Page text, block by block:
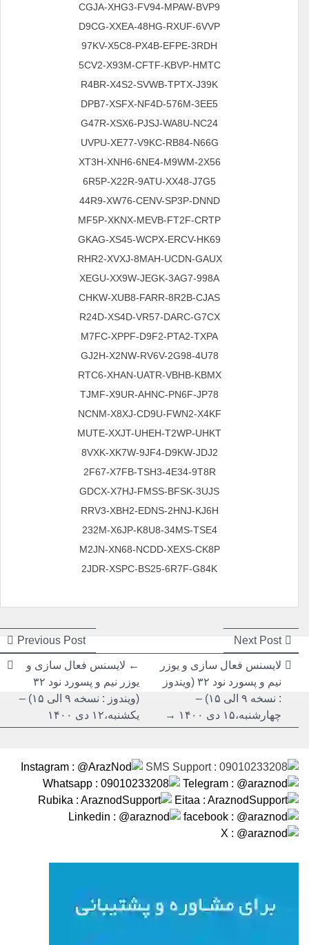
CGJA-XHG3-FV94-MPAW-BVP9
D9CG-XXEA-48HG-RXUF-6VVP
97KV-X5C8-PX4B-EFPE-3RDH
5CV2-X93M-CFTF-KBVP-HMTC
R4BR-X4S2-SVWB-TPTX-J39K
DPB7-XSFX-NF4D-576M-3EE5
G47R-XSX6-PJSJ-WA8U-NC24
UVPU-XE77-V9KC-RB84-N66G
XT3H-XNH6-6NE4-M9WM-2X56
6R5P-X22R-9ATU-XX48-J7G5
44R9-XW76-CENV-SP3P-DNND
MF5P-XKNX-MEVB-FT2F-CRTP
GKAG-XS45-WCPX-ERCV-HK69
RHR2-XVXJ-8MAH-UCDN-GAUX
XEGU-XX9W-JEGK-3AG7-998A
CHKW-XUB8-FARR-8R2B-CJAS
R24D-XS4D-VR57-DARC-G7CX
M7FC-XPPF-D9F2-PTA2-TXPA
GJ2H-X2NW-RV6V-2G98-4U78
RTC6-XHAN-UATR-VBHB-KBMX
TJMF-X9UR-AHNC-PN6F-JP78
NCNM-X8XJ-CD9U-FWN2-X4KF
MUTE-XXJT-UHEH-T2WP-UHKT
8VXK-XK7W-9JF4-D9KW-JDJ2
2F67-X7FB-TSH3-4E34-9T8R
GDCX-X7HJ-FMSS-BFSK-3UJS
RRV3-XBH2-EDNS-2HNJ-KJ6H
232M-X6JP-K8U8-34MS-TSE4
M2JN-XN68-NCDD-XEXS-CK8P
2JDR-XSPC-BS25-6R7F-G84K
راهبری
نوشته
Previous Post Next Post
post:
راهبری
نوشته
← لایسنس فعال سازی و
یوزر نیم و پسورد نود ۳۲
(ویندوز : نسخه ۹ الی ۱۵) –
یکشنبه،۱۲ دی ۱۴۰۰
لایسنس فعال سازی و یوزر
نیم و پسورد نود ۳۲ (ویندوز
: نسخه ۹ الی ۱۵) –
چهارشنبه،۱۵ دی ۱۴۰۰ →